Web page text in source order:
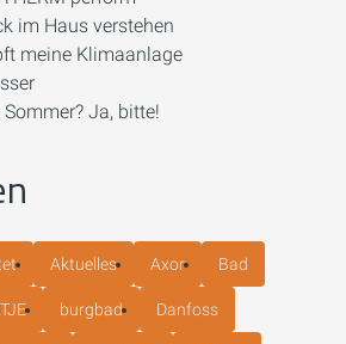
im Haus verstehen
meine Klimaanlage
Ja, bitte!
Aktuelles Axor Bad
burgbad Danfoss